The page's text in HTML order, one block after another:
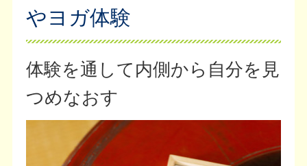
やヨガ体験
体験を通して内側から自分を見
つめなおす